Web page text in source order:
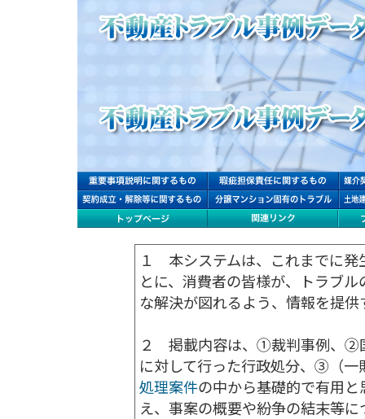
１ 本システムは、これまでに発
とに、消費者の皆様が、トラブ
な解決が図れるよう、情報を提供
２ 掲載内容は、①裁判事例、②
に対して行った行政処分、③（
処理案件の中から基礎的で有用
え、事案の概要や紛争の結末等